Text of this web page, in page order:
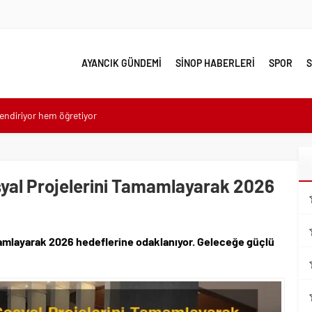
AYANCIK GÜNDEMİ SİNOP HABERLERİ SPOR
Arena Stadı’nda
Özel Sergi Açılışı Yapıldı
Projelerini Tamamlayarak 2026
2026 hedeflerine odaklanıyor. Geleceğe güçlü